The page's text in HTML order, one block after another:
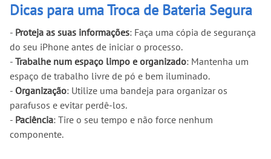
Dicas para uma Troca de Bateria Segura
- Proteja as suas informações: Faça uma cópia de segurança
do seu iPhone antes de iniciar o processo.
- Trabalhe num espaço limpo e organizado: Mantenha um
espaço de trabalho livre de pó e bem iluminado.
- Organização: Utilize uma bandeja para organizar os
parafusos e evitar perdê-los.
- Paciência: Tire o seu tempo e não force nenhum
componente.